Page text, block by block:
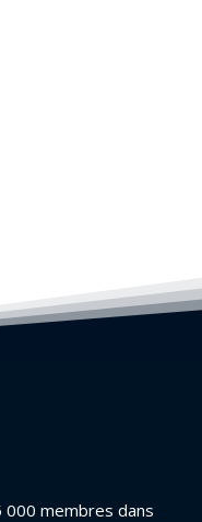
membres dans